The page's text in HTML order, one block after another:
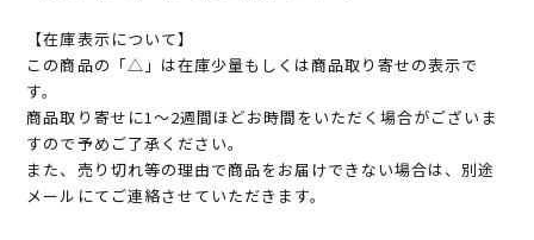
【在庫表示について】
この商品の「△」は在庫少量もしくは商品取り寄せの表示で
す。
商品取り寄せに1～2週間ほどお時間をいただく場合がございま
すので予めご了承ください。
また、売り切れ等の理由で商品をお届けできない場合は、別途
メールにてご連絡させていただきます。